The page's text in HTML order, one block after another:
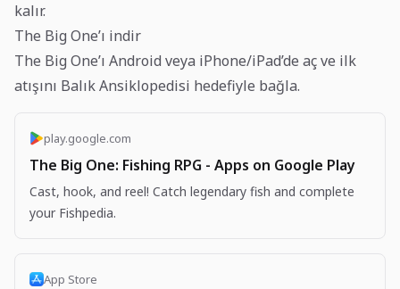
kalır.
The Big One’ı indir
The Big One’ı Android veya iPhone/iPad’de aç ve ilk
atışını Balık Ansiklopedisi hedefiyle bağla.
play.google.com
The Big One: Fishing RPG - Apps on Google Play
Cast, hook, and reel! Catch legendary fish and complete
your Fishpedia.
App Store